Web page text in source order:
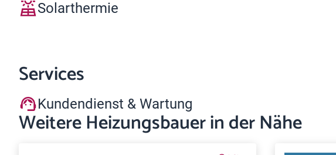
Solarthermie
Services
Kundendienst & Wartung
Weitere Heizungsbauer in der Nähe